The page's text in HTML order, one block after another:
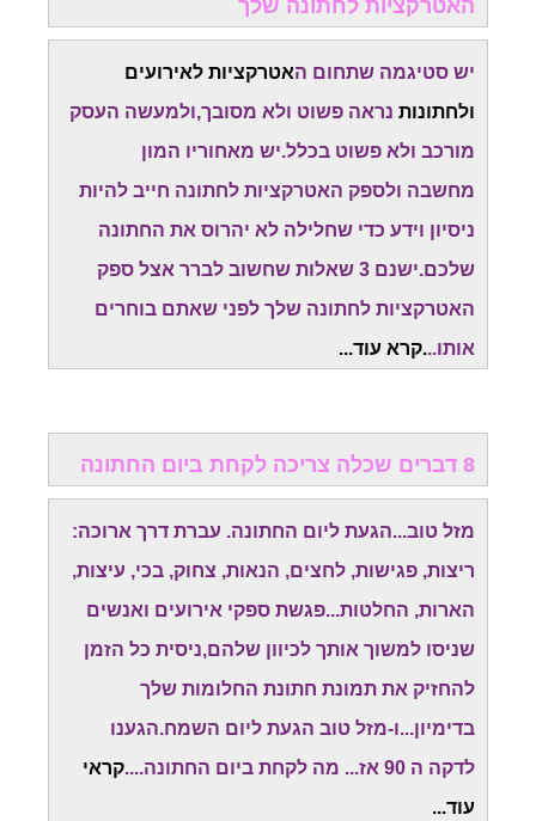
האטרקציות לחתונה שלך
יש סטיגמה שתחום האטרקציות לאירועים
ולחתונות נראה פשוט ולא מסובך,ולמעשה העסק
מורכב ולא פשוט בכלל.יש מאחוריו המון
מחשבה ולספק האטרקציות לחתונה חייב להיות
ניסיון וידע כדי שחלילה לא יהרוס את החתונה
שלכם.
ישנם 3 שאלות שחשוב לברר אצל ספק
האטרקציות לחתונה שלך לפני שאתם בוחרים
אותו...קרא עוד...
8 דברים שכלה צריכה לקחת ביום החתונה
מזל טוב...הגעת ליום החתונה. עברת דרך ארוכה:
ריצות, פגישות, לחצים, הנאות, צחוק, בכי, עיצות,
הארות, החלטות...פגשת ספקי אירועים ואנשים
שניסו למשוך אותך לכיוון שלהם,ניסית כל הזמן
להחזיק את תמונת חתונת החלומות שלך
בדימיון...ו-מזל טוב הגעת ליום השמח.הגענו
לדקה ה 90 אז... מה לקחת ביום החתונה....
קראי
עוד...